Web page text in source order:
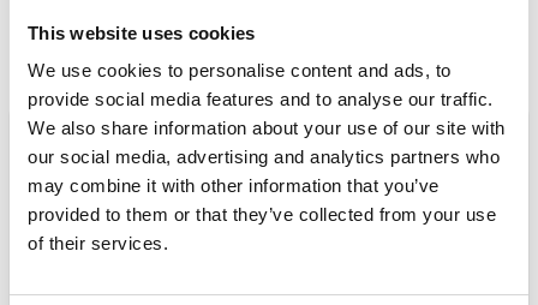
This website uses cookies
We use cookies to personalise content and ads, to
provide social media features and to analyse our traffic.
We also share information about your use of our site with
our social media, advertising and analytics partners who
may combine it with other information that you’ve
provided to them or that they’ve collected from your use
of their services.
Klaus Meldgaard
Afdelingschef, Meldgaard Handel A/S, formand for
Maskinleverandørerne